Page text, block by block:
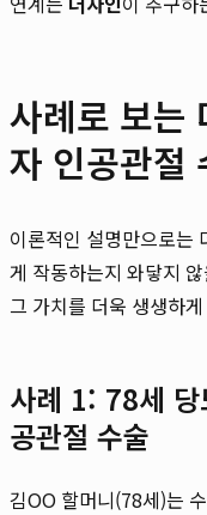
사례로 보는
자 인공관절
이론적인 설명만으로는
게 작동하는지 와닿지
그 가치를 더욱 생생하
사례 1: 78세 당
공관절 수술
김OO 할머니(78세)는